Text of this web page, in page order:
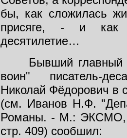
бы, как сложилась
присяге, - и как
десятилетие…
Бывший главный
воин" писатель-
Николай Фёдорович в
(см. Иванов Н.Ф.
Романы. - М.: ЭКСМО,
стр. 409) сообшил: